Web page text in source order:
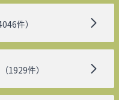
件）
（1929件）